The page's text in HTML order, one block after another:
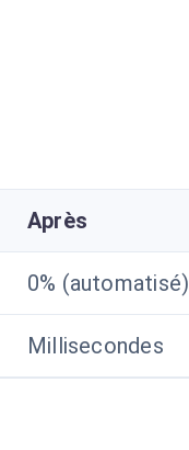
Après
0% (automatisé)
Millisecondes